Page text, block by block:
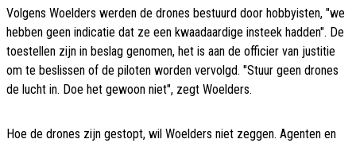
Volgens Woelders werden de drones bestuurd door hobbyisten, "we
hebben geen indicatie dat ze een kwaadaardige insteek hadden". De
toestellen zijn in beslag genomen, het is aan de officier van justitie
om te beslissen of de piloten worden vervolgd. "Stuur geen drones
de lucht in. Doe het gewoon niet", zegt Woelders.
Hoe de drones zijn gestopt, wil Woelders niet zeggen. Agenten en